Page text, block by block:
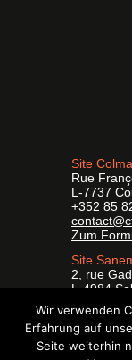
Site
Rue
L-7737
+352 85
Zum
Site
2, rue
L-4984
+352 26
Zum
Wir verwenden
Erfahrung auf
Seite weiterhin